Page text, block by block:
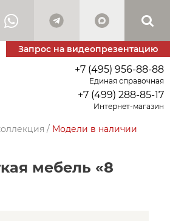
Запрос на видеопрезентацию
+7 (495) 956-88-88
Единая справочная
+7 (499) 288-85-17
Интернет-магазин
/ Модели в наличии